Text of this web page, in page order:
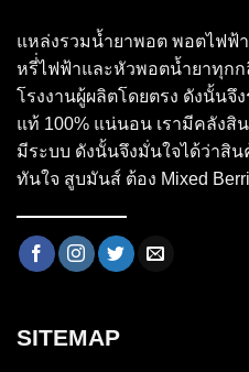
แหล่งรวมน้ำยาพอต พอตไฟฟ้
หรี่่ไฟฟ้าและหัวพอตน้ำยาทุก
โรงงานผู้ผลิตโดยตรง ดังนั้นจึ
แท้ 100% แน่นอน เรามีคลัง
มีระบบ ดังนั้นจึงมั่นใจได้ว่าสิน
ทันใจ สูบมันส์ ต้อง Mixed
SITEMAP